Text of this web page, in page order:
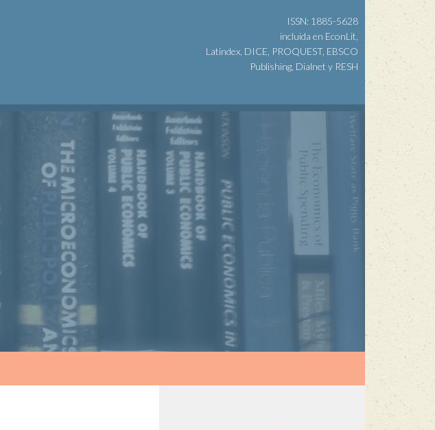
ISSN: 1885-5628
incluida en EconLit,
Latindex, DICE, PROQUEST, EBSCO
Publishing, Dialnet y RESH